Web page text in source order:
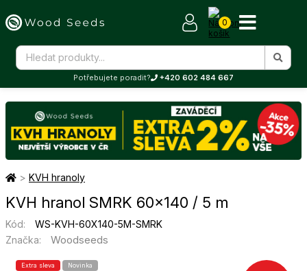
0
Potřebujete poradit? +420 602 484 667
> KVH hranoly
KVH hranol SMRK 60×140 / 5 m
Kód:
WS-KVH-60X140-5M-SMRK
Značka:
Woodseeds
Extra sleva Novinka